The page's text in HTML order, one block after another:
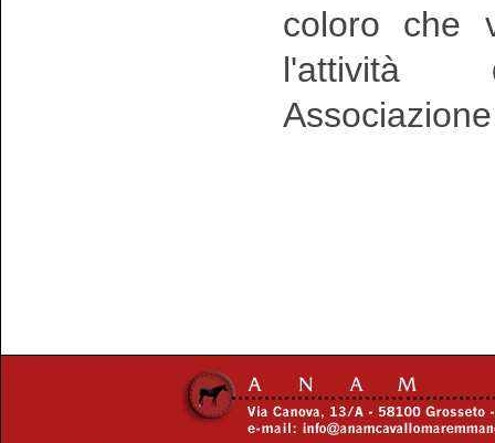
coloro che
l'attività